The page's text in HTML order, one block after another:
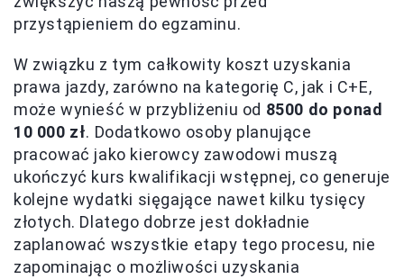
przystąpieniem do egzaminu.
W związku z tym całkowity koszt uzyskania
prawa jazdy, zarówno na kategorię C, jak i C+E,
może wynieść w przybliżeniu od 8500 do ponad
10 000 zł. Dodatkowo osoby planujące
pracować jako kierowcy zawodowi muszą
ukończyć kurs kwalifikacji wstępnej, co generuje
kolejne wydatki sięgające nawet kilku tysięcy
złotych. Dlatego dobrze jest dokładnie
zaplanować wszystkie etapy tego procesu, nie
zapominając o możliwości uzyskania